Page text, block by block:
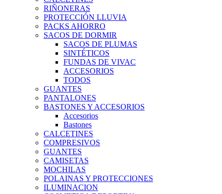
RIÑONERAS
PROTECCIÓN LLUVIA
PACKS AHORRO
SACOS DE DORMIR
SACOS DE PLUMAS
SINTÉTICOS
FUNDAS DE VIVAC
ACCESORIOS
TODOS
GUANTES
PANTALONES
BASTONES Y ACCESORIOS
Accesorios
Bastones
CALCETINES
COMPRESIVOS
GUANTES
CAMISETAS
MOCHILAS
POLAINAS Y PROTECCIONES
ILUMINACION